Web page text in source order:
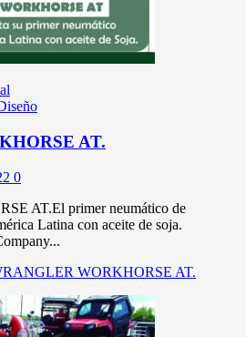
AT.
0
AT.El primer neumático de
Latina con aceite de soja.
WORKHORSE AT.